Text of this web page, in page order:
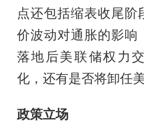
点还包括缩表收尾阶
价波动对通胀的影响
落地后美联储权力
化，还有是否将卸任
政策立场